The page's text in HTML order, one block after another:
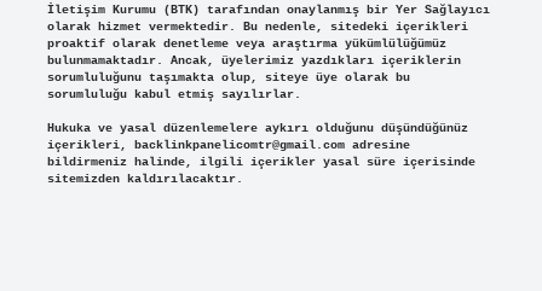
İletişim Kurumu (BTK) tarafından onaylanmış bir Yer Sağlayıcı
olarak hizmet vermektedir. Bu nedenle, sitedeki içerikleri
proaktif olarak denetleme veya araştırma yükümlülüğümüz
bulunmamaktadır. Ancak, üyelerimiz yazdıkları içeriklerin
sorumluluğunu taşımakta olup, siteye üye olarak bu
sorumluluğu kabul etmiş sayılırlar.
Hukuka ve yasal düzenlemelere aykırı olduğunu düşündüğünüz
içerikleri, backlinkpanelicomtr@gmail.comadresine
bildirmeniz halinde, ilgili içerikler yasal süre içerisinde
sitemizden kaldırılacaktır.